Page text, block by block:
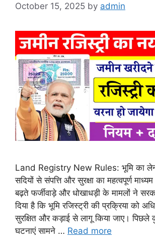
October 15, 2025 by admin
Land Registry New Rules: भूमि का
सदियों से संपत्ति और सुरक्षा का महत्वपूर्ण
बढ़ते फर्जीवाड़े और धोखाधड़ी के मामलों ने
दिया है कि भूमि रजिस्ट्री की प्रक्रिया को
सुरक्षित और कड़ाई से लागू किया जाए। पिछले
घटनाएं सामने … Read more